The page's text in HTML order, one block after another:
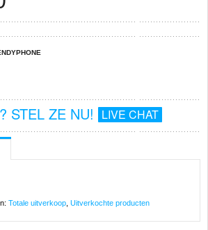
STEL ZE NU! LIVE CHAT
Totale uitverkoop Uitverkochte producten